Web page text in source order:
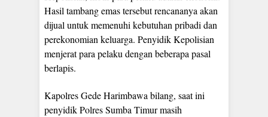
Hasil tambang emas tersebut rencananya akan
dijual untuk memenuhi kebutuhan pribadi dan
perekonomian keluarga. Penyidik Kepolisian
menjerat para pelaku dengan beberapa pasal
berlapis.
Kapolres Gede Harimbawa bilang, saat ini
penyidik Polres Sumba Timur masih